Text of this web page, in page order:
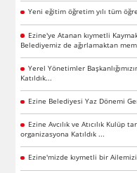
Yeni eğitim öğretim yılı tüm
Ezine'ye Atanan kıymetli
Belediyemiz de ağırlamaktan
Yerel Yönetimler
Katıldık...
Ezine Belediyesi Yaz Dönemi
Ezine Avcılık ve Atıcılık Kulüp
organizasyona Katıldık ...
Ezine'mizde kıymetli bir